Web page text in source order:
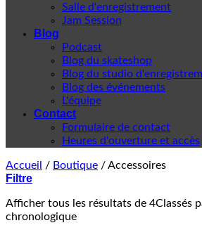
Salle d'enregistrement
Jam Session
Blog
Podcast
Blog du skateshop
Blog du studio
Blog des événements
L'équipe
Contact
Formulaire de contact
Heures d'ouverture et accès
Accueil / Boutique /Accessoires
Filtre
Afficher tous les résultats de 4Classés
chronologique